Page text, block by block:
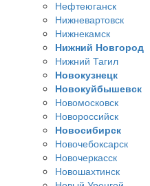
Нефтеюганск
Нижневартовск
Нижнекамск
Нижний Новгород
Нижний Тагил
Новокузнецк
Новокуйбышевск
Новомосковск
Новороссийск
Новосибирск
Новочебоксарск
Новочеркасск
Новошахтинск